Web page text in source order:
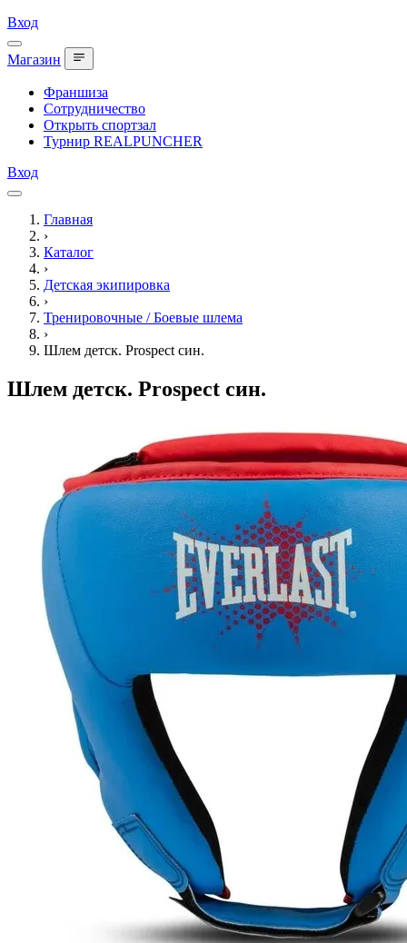
Вход
Магазин
Франшиза
Сотрудничество
Открыть спортзал
Турнир REALPUNCHER
Вход
Главная
›
Каталог
›
Детская экипировка
›
Тренировочные / Боевые шлема
›
Шлем детск. Prospect син.
Шлем детск. Prospect син.